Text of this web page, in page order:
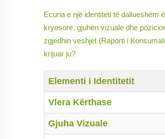
Ecuria e një identiteti të dallueshëm
kryesore, gjuhën vizuale dhe
zgjedhin veshjet (Raporti i
krijuar ju?
Elementi i Identitetit
Vlera Kërthase
Gjuha Vizuale